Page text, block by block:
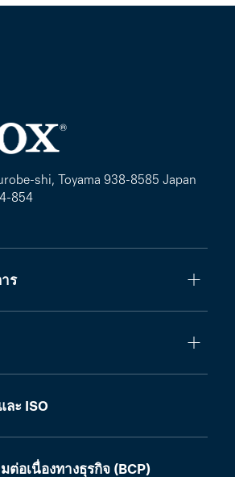
shi, Toyama 938-8585 Japan
854
ร
ละ ISO
ต่อเนื่องทางธุรกิจ (BCP)